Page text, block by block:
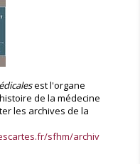
est l'organe
de la médecine
les archives de la
sfhm/archiv